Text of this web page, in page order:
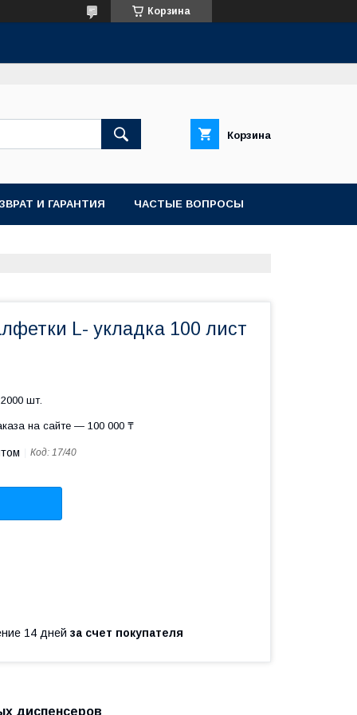
Корзина
Корзина
И ГАРАНТИЯ ЧАСТЫЕ ВОПРОСЫ
L- укладка 100 лист
шт.
на сайте — 100 000 ₸
Код: 17/40
14 дней за счет покупателя
диспенсеров